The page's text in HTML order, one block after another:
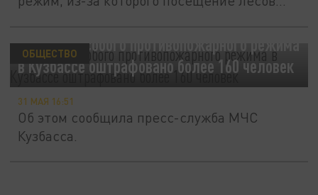
За время особого противопожарного режима
в Кузбассе оштрафовано более 160 человек
ОБЩЕСТВО
31 МАЯ 16:51
Об этом сообщила пресс-служба МЧС
Кузбасса.